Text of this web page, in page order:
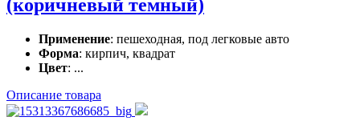
(коричневый темный)
Применение: пешеходная, под легковые авто
Форма: кирпич, квадрат
Цвет: ...
Описание товара